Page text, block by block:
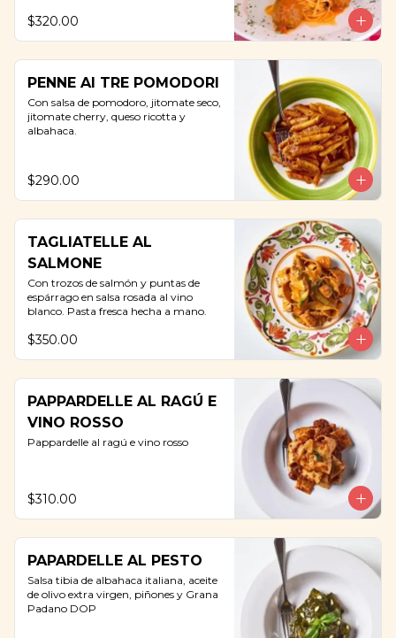
$320.00
PENNE AI TRE POMODORI
Con salsa de pomodoro, jitomate seco,
jitomate cherry, queso ricotta y
albahaca.
$290.00
TAGLIATELLE AL
SALMONE
Con trozos de salmón y puntas de
espárrago en salsa rosada al vino
blanco. Pasta fresca hecha a mano.
$350.00
PAPPARDELLE AL RAGÚ E
VINO ROSSO
Pappardelle al ragú e vino rosso
$310.00
PAPARDELLE AL PESTO
Salsa tibia de albahaca italiana, aceite
de olivo extra virgen, piñones y Grana
Padano DOP